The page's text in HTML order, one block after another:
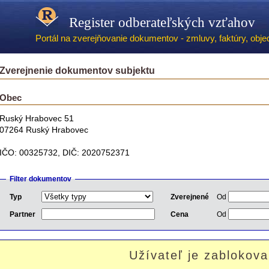
Register odberateľských vzťahov
Portál na zverejňovanie dokumentov - zmluvy, faktúry,
Zverejnenie dokumentov subjektu
Obec
Ruský Hrabovec 51
07264 Ruský Hrabovec
IČO: 00325732, DIČ: 2020752371
Filter dokumentov
Typ Zverejnené Od
Partner Cena Od
Užívateľ je